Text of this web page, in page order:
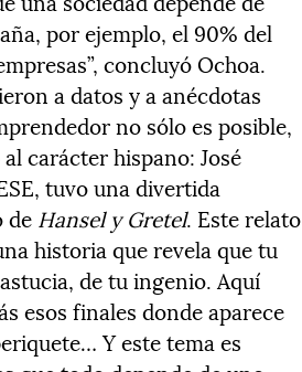
por ejemplo, el 90% del
concluyó Ochoa.
a datos y a anécdotas
no sólo es posible,
carácter hispano: José
tuvo una divertida
de Hansel y Gretel. Este relato
historia que revela que tu
de tu ingenio. Aquí
esos finales donde aparece
Y este tema es